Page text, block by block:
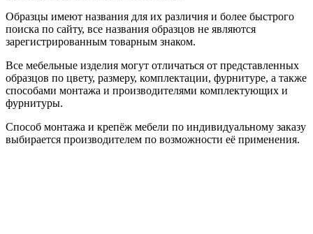
Образцы имеют названия для их различия и более быстрого
поиска по сайту, все названия образцов не являются
зарегистрированным товарным знаком.
Все мебельные изделия могут отличаться от представленных
образцов по цвету, размеру, комплектации, фурнитуре, а также
способами монтажа и производителями комплектующих и
фурнитуры.
Способ монтажа и крепёж мебели по индивидуальному заказу
выбирается производителем по возможности её применения.